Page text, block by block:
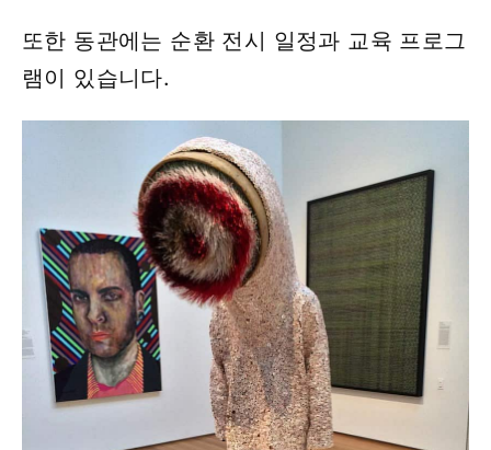
또한 동관에는 순환 전시 일정과 교육 프로그
램이 있습니다.